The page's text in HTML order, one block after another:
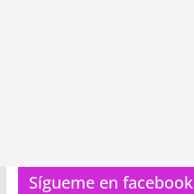
Sígueme en facebook